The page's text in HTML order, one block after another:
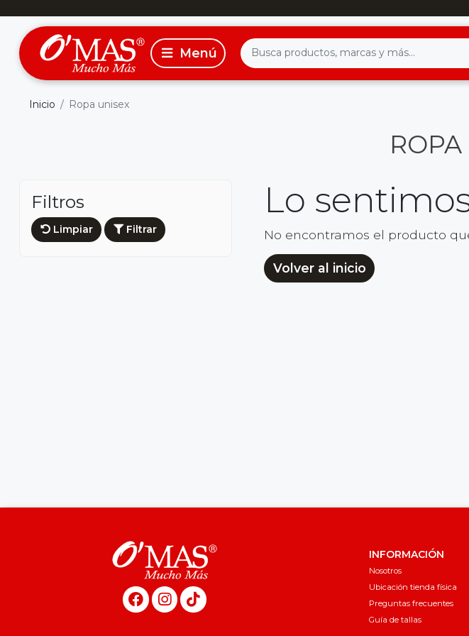
Inicio Ropa unisex
Filtros
Limpiar Filtrar
Lo
No encontramos el producto
Volver al inicio
INFORMACIÓN
Nosotros
Ubicación tienda física
Preguntas frecuentes
Guía de tallas